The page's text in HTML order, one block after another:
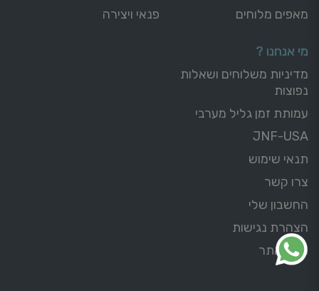
מאפים מלוחים
פנאי ויצירה
מי אנחנו ?
מדיניות משלוחים ושאלות
נפוצות
עמותת זמן גליל מערבי
JNF-USA
תנאי שימוש
צרו קשר
החשבון שלי
הצהרת נגישות
מפת אתר